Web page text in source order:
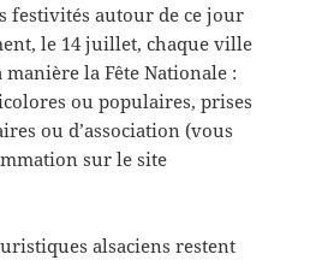
festivités autour de ce jour
le 14 juillet, chaque ville
la Fête Nationale :
ou populaires, prises
ou d’association (vous
sur le site
alsaciens restent